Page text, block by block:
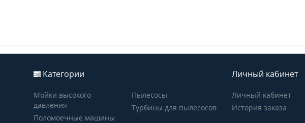
Категории
Мойки высокого
давления
Поломоечные машины
Пылесосы
Турбины для пылесосов
Личный кабинет
Личный кабинет
История заказа